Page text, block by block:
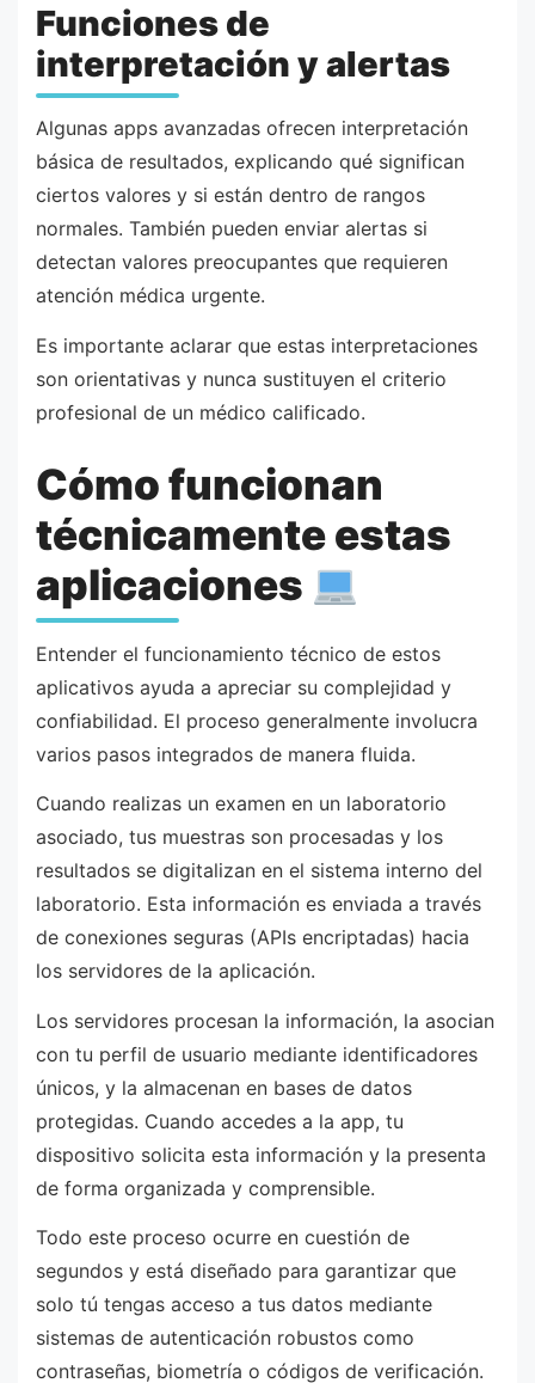
Funciones de
interpretación y alertas
Algunas apps avanzadas ofrecen interpretación
básica de resultados, explicando qué significan
ciertos valores y si están dentro de rangos
normales. También pueden enviar alertas si
detectan valores preocupantes que requieren
atención médica urgente.
Es importante aclarar que estas interpretaciones
son orientativas y nunca sustituyen el criterio
profesional de un médico calificado.
Cómo funcionan
técnicamente estas
aplicaciones
Entender el funcionamiento técnico de estos
aplicativos ayuda a apreciar su complejidad y
confiabilidad. El proceso generalmente involucra
varios pasos integrados de manera fluida.
Cuando realizas un examen en un laboratorio
asociado, tus muestras son procesadas y los
resultados se digitalizan en el sistema interno del
laboratorio. Esta información es enviada a través
de conexiones seguras (APIs encriptadas) hacia
los servidores de la aplicación.
Los servidores procesan la información, la asocian
con tu perfil de usuario mediante identificadores
únicos, y la almacenan en bases de datos
protegidas. Cuando accedes a la app, tu
dispositivo solicita esta información y la presenta
de forma organizada y comprensible.
Todo este proceso ocurre en cuestión de
segundos y está diseñado para garantizar que
solo tú tengas acceso a tus datos mediante
sistemas de autenticación robustos como
contraseñas, biometría o códigos de verificación.